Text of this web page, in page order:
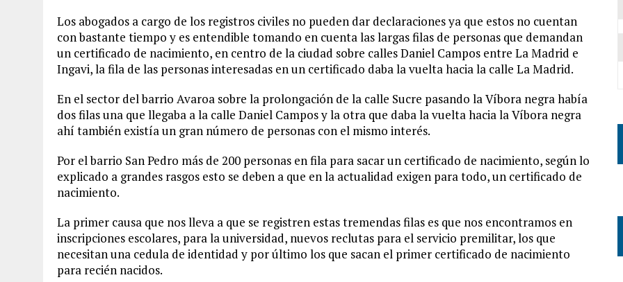
Los abogados a cargo de los registros civiles no pueden dar declaraciones ya que estos no cuentan
con bastante tiempo y es entendible tomando en cuenta las largas filas de personas que demandan
un certificado de nacimiento, en centro de la ciudad sobre calles Daniel Campos entre La Madrid e
Ingavi, la fila de las personas interesadas en un certificado daba la vuelta hacia la calle La Madrid.
En el sector del barrio Avaroa sobre la prolongación de la calle Sucre pasando la Víbora negra había
dos filas una que llegaba a la calle Daniel Campos y la otra que daba la vuelta hacia la Víbora negra
ahí también existía un gran número de personas con el mismo interés.
Por el barrio San Pedro más de 200 personas en fila para sacar un certificado de nacimiento, según lo
explicado a grandes rasgos esto se deben a que en la actualidad exigen para todo, un certificado de
nacimiento.
La primer causa que nos lleva a que se registren estas tremendas filas es que nos encontramos en
inscripciones escolares, para la universidad, nuevos reclutas para el servicio premilitar, los que
necesitan una cedula de identidad y por último los que sacan el primer certificado de nacimiento
para recién nacidos.